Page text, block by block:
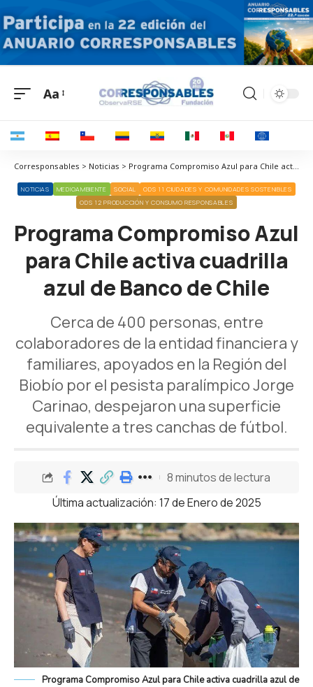
Aa
Corresponsables > Noticias > Programa Compromiso Azul para Chile activa cuadrilla azul de Banco de Chile
NOTICIAS MEDIOAMBIENTE SOCIAL
ODS 11 CIUDADES Y COMUNIDADES SOSTENIBLES
ODS 12 PRODUCCIÓN Y CONSUMO RESPONSABLES
Programa Compromiso Azul
para Chile activa cuadrilla
azul de Banco de Chile
Cerca de 400 personas, entre
colaboradores de la entidad financiera y
familiares, apoyados en la Región del
Biobío por el pesista paralímpico Jorge
Carinao, despejaron una superficie
equivalente a tres canchas de fútbol.
Última actualización: 17 de Enero de 2025
8 minutos de lectura
Programa Compromiso Azul para Chile activa cuadrilla azul de